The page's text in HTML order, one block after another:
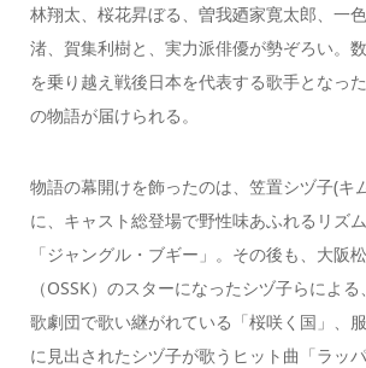
林翔太、桜花昇ぼる、曽我廼家寛太郎、一
渚、賀集利樹と、実力派俳優が勢ぞろい。
を乗り越え戦後日本を代表する歌手となっ
の物語が届けられる。
物語の幕開けを飾ったのは、笠置シヅ子(キ
に、キャスト総登場で野性味あふれるリズ
「ジャングル・ブギー」。その後も、大阪
（OSSK）のスターになったシヅ子らによ
歌劇団で歌い継がれている「桜咲く国」、
に見出されたシヅ子が歌うヒット曲「ラッ